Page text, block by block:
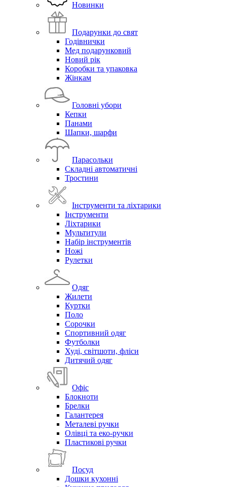
Новинки
Подарунки до свят
Годівнички
Мед подарунковий
Новий рік
Коробки та упаковка
Жінкам
Головні убори
Кепки
Панами
Шапки, шарфи
Парасольки
Складні автоматичні
Тростини
Інструменти та ліхтарики
Інструменти
Ліхтарики
Мультитули
Набір інструментів
Ножі
Рулетки
Одяг
Жилети
Куртки
Поло
Сорочки
Спортивний одяг
Футболки
Худі, світшоти, фліси
Дитячий одяг
Офіс
Блокноти
Брелки
Галантерея
Металеві ручки
Олівці та еко-ручки
Пластикові ручки
Посуд
Дошки кухонні